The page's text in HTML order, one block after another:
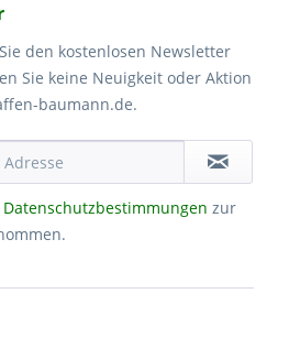
den kostenlosen Newsletter
Sie keine Neuigkeit oder Aktion
baumann.de.
Datenschutzbestimmungen zur